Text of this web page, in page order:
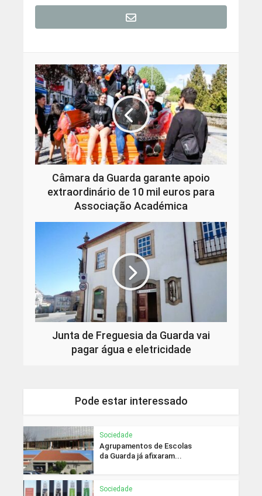
Câmara da Guarda garante apoio
extraordinário de 10 mil euros para
Associação Académica
Junta de Freguesia da Guarda vai
pagar água e eletricidade
Pode estar interessado
Sociedade
Agrupamentos de Escolas
da Guarda já afixaram...
Sociedade